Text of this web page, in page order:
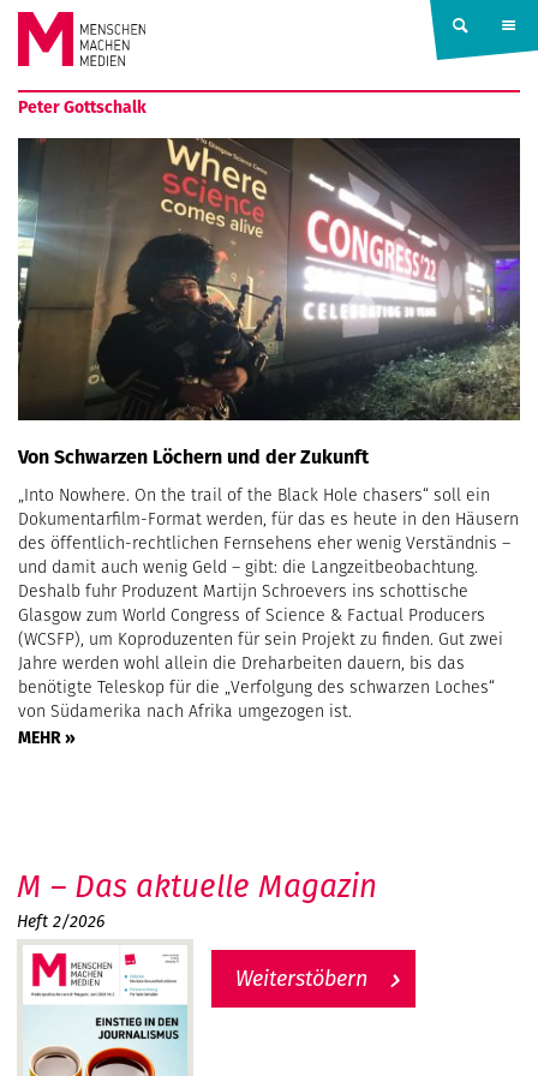
Springe zum Inhalt
MENSCHEN
MACHEN
MEDIEN
Peter Gottschalk
Von Schwarzen Löchern und der Zukunft
„Into Nowhere. On the trail of the Black Hole chasers“ soll ein
Dokumentarfilm-Format werden, für das es heute in den Häusern
des öffentlich-rechtlichen Fernsehens eher wenig Verständnis –
und damit auch wenig Geld – gibt: die Langzeitbeobachtung.
Deshalb fuhr Produzent Martijn Schroevers ins schottische
Glasgow zum World Congress of Science & Factual Producers
(WCSFP), um Koproduzenten für sein Projekt zu finden. Gut zwei
Jahre werden wohl allein die Dreharbeiten dauern, bis das
benötigte Teleskop für die „Verfolgung des schwarzen Loches“
von Südamerika nach Afrika umgezogen ist.
MEHR »
M – Das aktuelle Magazin
Heft 2/2026
Weiterstöbern